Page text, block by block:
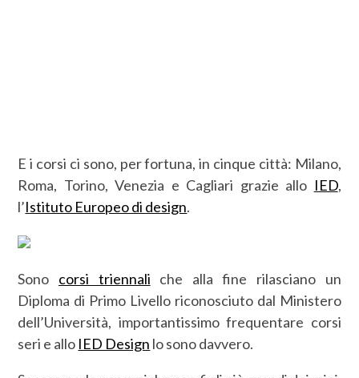
E i corsi ci sono, per fortuna, in cinque città: Milano,
Roma, Torino, Venezia e Cagliari grazie allo IED,
l’Istituto Europeo di design.
Sono corsi triennali che alla fine rilasciano un
Diploma di Primo Livello riconosciuto dal Ministero
dell’Università, importantissimo frequentare corsi
seri e allo IED Design lo sono davvero.